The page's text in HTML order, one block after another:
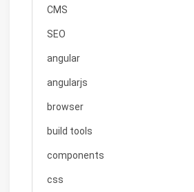
CMS
SEO
angular
angularjs
browser
build tools
components
css